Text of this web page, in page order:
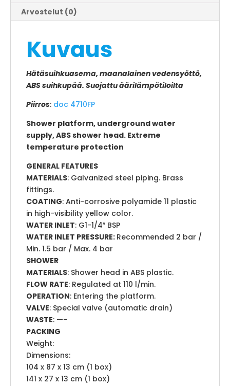
Arvostelut (0)
Kuvaus
Hätäsuihkuasema, maanalainen vedensyöttö,
ABS suihkupää. Suojattu äärilämpötiloilta
Piirros: doc 4710FP
Shower platform, underground water
supply, ABS shower head. Extreme
temperature protection
GENERAL FEATURES
MATERIALS: Galvanized steel piping. Brass
fittings.
COATING: Anti-corrosive polyamide 11 plastic
in high-visibility yellow color.
WATER INLET: G1-1/4″ BSP
WATER INLET PRESSURE: Recommended 2 bar /
Min. 1.5 bar / Max. 4 bar
SHOWER
MATERIALS: Shower head in ABS plastic.
FLOW RATE: Regulated at 110 l/min.
OPERATION: Entering the platform.
VALVE: Special valve (automatic drain)
WASTE: —-
PACKING
Weight:
Dimensions:
104 x 87 x 13 cm (1 box)
141 x 27 x 13 cm (1 box)